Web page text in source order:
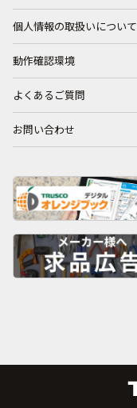
個人情報の取扱いについて
動作確認環境
よくあるご質問
お問い合わせ